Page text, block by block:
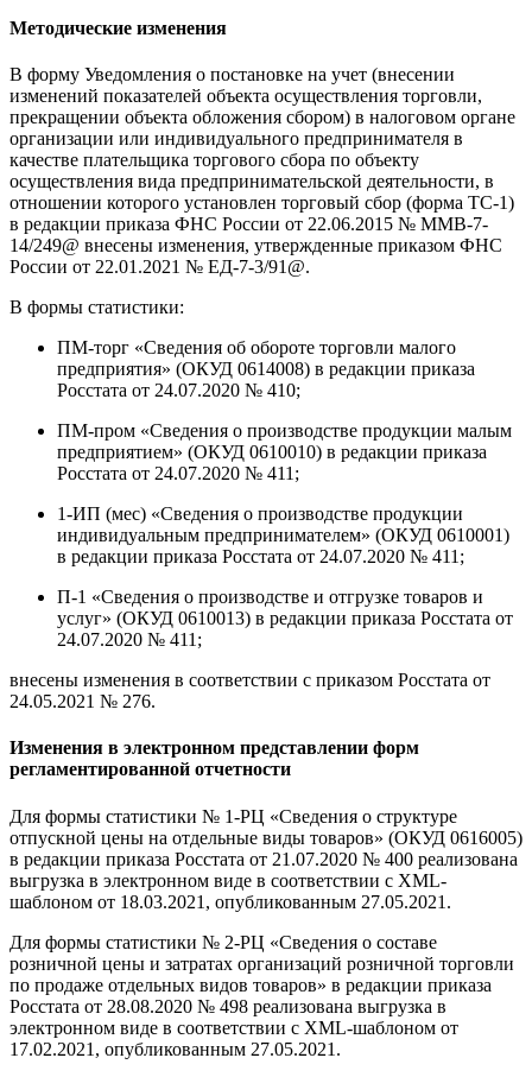
Методические изменения
В форму Уведомления о постановке на учет (внесении
изменений показателей объекта осуществления торговли,
прекращении объекта обложения сбором) в налоговом органе
организации или индивидуального предпринимателя в
качестве плательщика торгового сбора по объекту
осуществления вида предпринимательской деятельности, в
отношении которого установлен торговый сбор (форма ТС-1)
в редакции приказа ФНС России от 22.06.2015 № ММВ-7-
14/249@ внесены изменения, утвержденные приказом ФНС
России от 22.01.2021 № ЕД-7-3/91@.
В формы статистики:
ПМ-торг «Сведения об обороте торговли малого
предприятия» (ОКУД 0614008) в редакции приказа
Росстата от 24.07.2020 № 410;
ПМ-пром «Сведения о производстве продукции малым
предприятием» (ОКУД 0610010) в редакции приказа
Росстата от 24.07.2020 № 411;
1-ИП (мес) «Сведения о производстве продукции
индивидуальным предпринимателем» (ОКУД 0610001)
в редакции приказа Росстата от 24.07.2020 № 411;
П-1 «Сведения о производстве и отгрузке товаров и
услуг» (ОКУД 0610013) в редакции приказа Росстата от
24.07.2020 № 411;
внесены изменения в соответствии с приказом Росстата от
24.05.2021 № 276.
Изменения в электронном представлении форм
регламентированной отчетности
Для формы статистики № 1-РЦ «Сведения о структуре
отпускной цены на отдельные виды товаров» (ОКУД 0616005)
в редакции приказа Росстата от 21.07.2020 № 400 реализована
выгрузка в электронном виде в соответствии с XML-
шаблоном от 18.03.2021, опубликованным 27.05.2021.
Для формы статистики № 2-РЦ «Сведения о составе
розничной цены и затратах организаций розничной торговли
по продаже отдельных видов товаров» в редакции приказа
Росстата от 28.08.2020 № 498 реализована выгрузка в
электронном виде в соответствии с XML-шаблоном от
17.02.2021, опубликованным 27.05.2021.